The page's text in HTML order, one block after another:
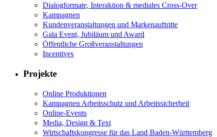
Dialogformate, Interaktion & mediales Cross-Over
Kampagnen
Kundenveranstaltungen und Markenauftritte
Gala Event, Jubiläum und Award
Öffentliche Großveranstaltungen
Incentives
Projekte
Online Produktionen
Kampagnen Arbeitsschutz und Arbeitssicherheit
Online-Events
Media, Design & Text
Wirtschaftskongresse für das Land Baden-Württemberg